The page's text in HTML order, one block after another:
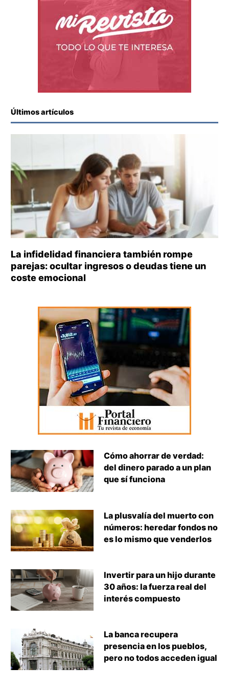
Últimos artículos
La infidelidad financiera también rompe
parejas: ocultar ingresos o deudas tiene un
coste emocional
Cómo ahorrar de verdad:
del dinero parado a un plan
que sí funciona
La plusvalía del muerto con
números: heredar fondos no
es lo mismo que venderlos
Invertir para un hijo durante
30 años: la fuerza real del
interés compuesto
La banca recupera
presencia en los pueblos,
pero no todos acceden igual